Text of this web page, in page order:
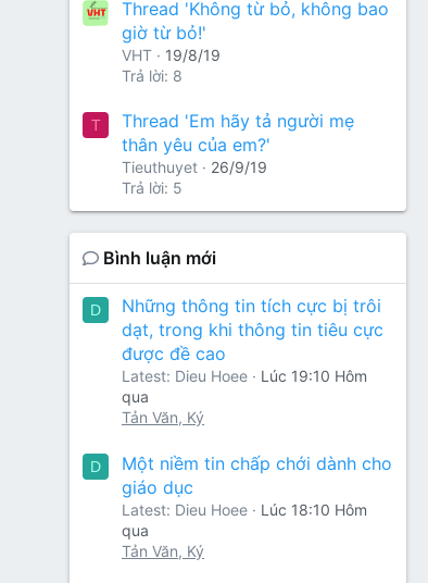
Thread 'Không từ bỏ, không bao
giờ từ bỏ!'
VHT
19/8/19
Trả lời: 8
T
Thread 'Em hãy tả người mẹ
thân yêu của em?'
Tieuthuyet
26/9/19
Trả lời: 5
Bình luận mới
D
Những thông tin tích cực bị trôi
dạt, trong khi thông tin tiêu cực
được đề cao
Latest: Dieu Hoee
Lúc 19:10 Hôm
qua
Tản Văn, Ký
D
Một niềm tin chấp chới dành cho
giáo dục
Latest: Dieu Hoee
Lúc 18:10 Hôm
qua
Tản Văn, Ký